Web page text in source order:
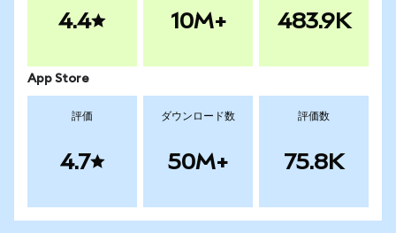
4.4 10M+ 483.9K
App Store
評価
4.7
ダウンロード数
50M+
評価数
75.8K